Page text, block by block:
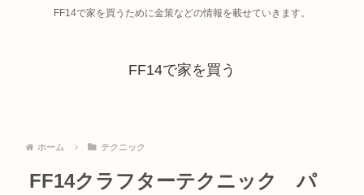
FF14で家を買うために金策などの情報を載せていきます。
FF14で家を買う
ホーム テクニック
FF14クラフターテクニック パ